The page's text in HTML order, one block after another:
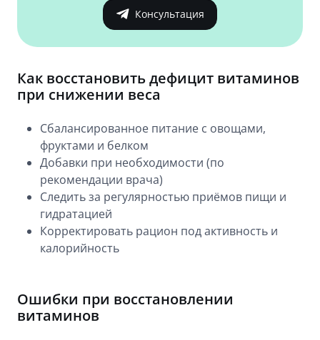
Консультация
Как восстановить дефицит витаминов
при снижении веса
Сбалансированное питание с овощами,
фруктами и белком
Добавки при необходимости (по
рекомендации врача)
Следить за регулярностью приёмов пищи и
гидратацией
Корректировать рацион под активность и
калорийность
Ошибки при восстановлении
витаминов